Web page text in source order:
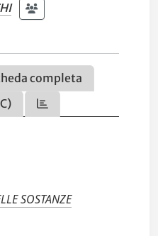
completa
SOSTANZE